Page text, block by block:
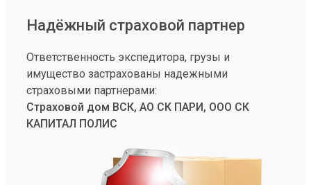
Надёжный страховой партнер
Ответственность экспедитора, грузы и
имущество застрахованы надежными
страховыми партнерами:
Страховой дом ВСК, АО СК ПАРИ, ООО СК
КАПИТАЛ ПОЛИС